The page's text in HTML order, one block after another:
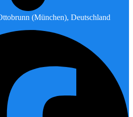
(München), Deutschland